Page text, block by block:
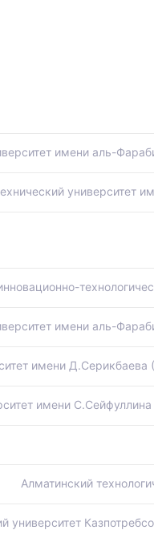
имени аль-
университет
имени аль-
имени
имени
Алматинский
университет